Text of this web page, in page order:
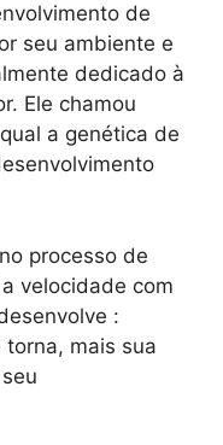
de
seu ambiente e
dedicado à
Ele chamou
a genética de
processo de
velocidade com
:
mais sua